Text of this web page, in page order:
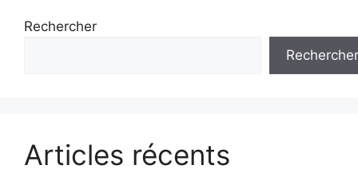
Rechercher
Rechercher
Articles récents